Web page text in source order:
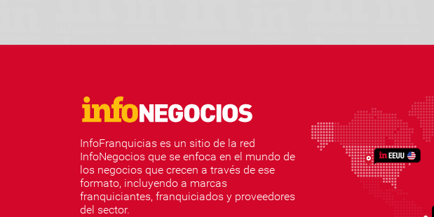
InfoFranquicias es un sitio de la red
InfoNegocios que se enfoca en el mundo de
los negocios que crecen a través de ese
formato, incluyendo a marcas
franquiciantes, franquiciados y proveedores
del sector.